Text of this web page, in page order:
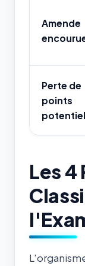
Amende
Perte de
points
Les 4